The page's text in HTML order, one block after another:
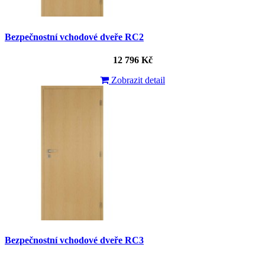
Bezpečnostní vchodové dveře RC2
12 796 Kč
Zobrazit detail
Bezpečnostní vchodové dveře RC3